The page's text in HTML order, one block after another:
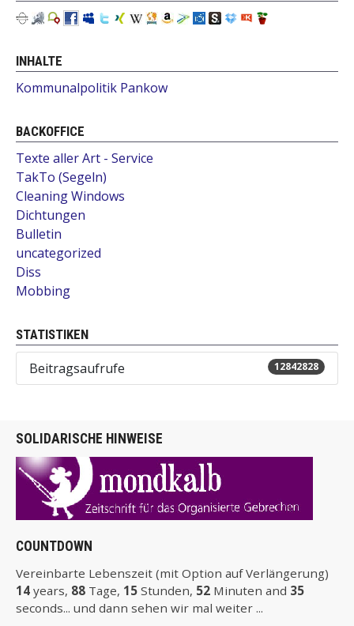
INHALTE
Kommunalpolitik Pankow
BACKOFFICE
Texte aller Art - Service
TakTo (Segeln)
Cleaning Windows
Dichtungen
Bulletin
uncategorized
Diss
Mobbing
STATISTIKEN
Beitragsaufrufe 12842828
SOLIDARISCHE HINWEISE
COUNTDOWN
Vereinbarte Lebenszeit (mit Option auf Verlängerung)
14 years, 88 Tage, 15 Stunden, 52 Minuten and 34
seconds... und dann sehen wir mal weiter ...